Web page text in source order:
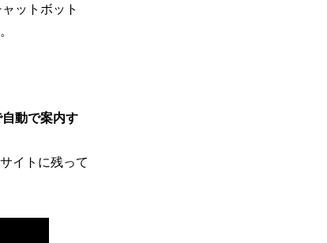
ットボット
動で案内す
イトに残って